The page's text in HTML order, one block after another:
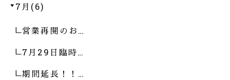
7月(6)
営業再開のお…
7月29日臨時…
期間延長！！…